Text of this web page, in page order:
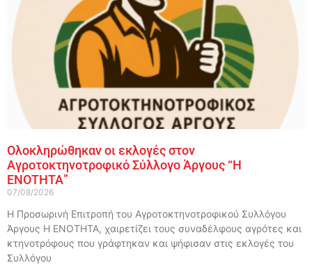
Ολοκληρώθηκαν οι εκλογές στον
Αγροτοκτηνοτροφικό Σύλλογο Άργους “Η
ΕΝΟΤΗΤΑ”
07/08/2026
Η Προσωρινή Επιτροπή του Αγροτοκτηνοτροφικού Συλλόγου
Άργους Η ΕΝΟΤΗΤΑ, χαιρετίζει τους συναδέλφους αγρότες και
κτηνοτρόφους που γράφτηκαν και ψήφισαν στις εκλογές του
Συλλόγου